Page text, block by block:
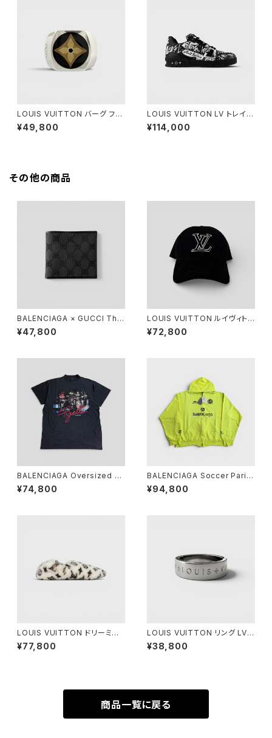
LOUIS VUITTON バーグ フル
ール モノグラム シルバー M
¥49,800
LOUIS VUITTON LV トレイナ
ー スニーカー ブラック ホワイト
8 1/2
¥114,000
その他の商品
BALENCIAGA × GUCCI The
Hacker Project Compact W
allet Black
¥47,800
LOUIS VUITTON ルイヴィトン
LV シグネチャー コーデュロイ
キャップ ブラック M M7784M
¥72,800
BALENCIAGA Oversized T-
Shirt Pigalle Black 3
¥74,800
BALENCIAGA Soccer Paris
Zip-Up Hoodie Yellow S
¥94,800
LOUIS VUITTON ドリーミー
ライン ローファー 38
¥77,800
LOUIS VUITTON リング LV
モザイク L
¥38,800
商品一覧に戻る